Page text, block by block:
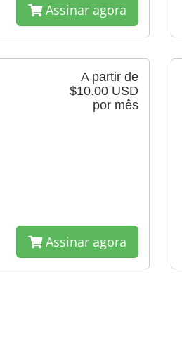
Assinar agora
A partir de
$10.00 USD
por mês
Assinar agora